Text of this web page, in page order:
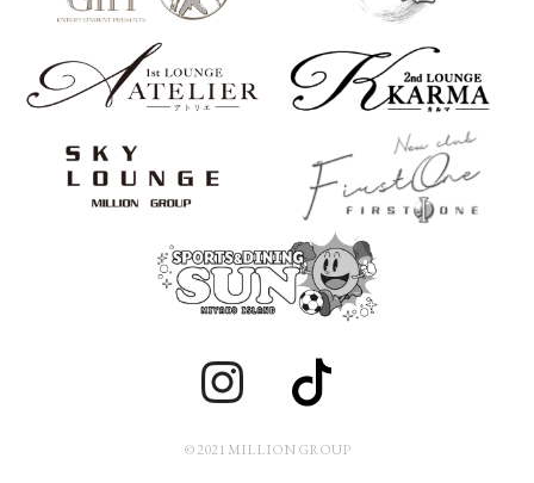
© 2021 MILLION GROUP